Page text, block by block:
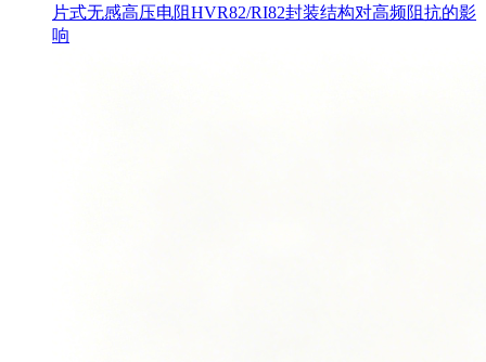
片式无感高压电阻HVR82/RI82封装结构对高频阻抗的影
响